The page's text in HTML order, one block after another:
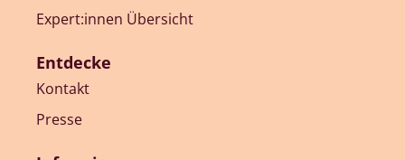
Expert:innen Übersicht
Entdecke
Kontakt
Presse